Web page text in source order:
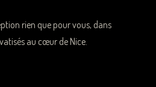
rien que pour vous, dans
au cœur de Nice.